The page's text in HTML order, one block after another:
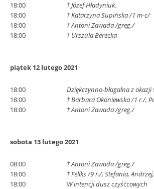
18:00
† Józef Hładyniuk.
18:00
† Katarzyna Supińska /1 m-c/
18:00
18:00
† Antoni Zawada /greg./
† Urszula Berecka
piątek 12 lutego 2021
18:00
Dziękczynno-błagalna z
18:00
† Barbara Okoniewska /1 r./,
18:00
† Antoni Zawada /greg./
sobota 13 lutego 2021
08:00
† Antoni Zawada /greg./
18:00
† Feliks /9 r./, Stefania,
18:00
W intencji dusz czyśćcowych